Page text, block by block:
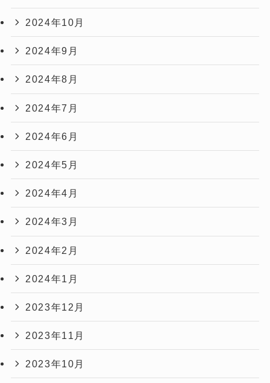
2024年10月
2024年9月
2024年8月
2024年7月
2024年6月
2024年5月
2024年4月
2024年3月
2024年2月
2024年1月
2023年12月
2023年11月
2023年10月